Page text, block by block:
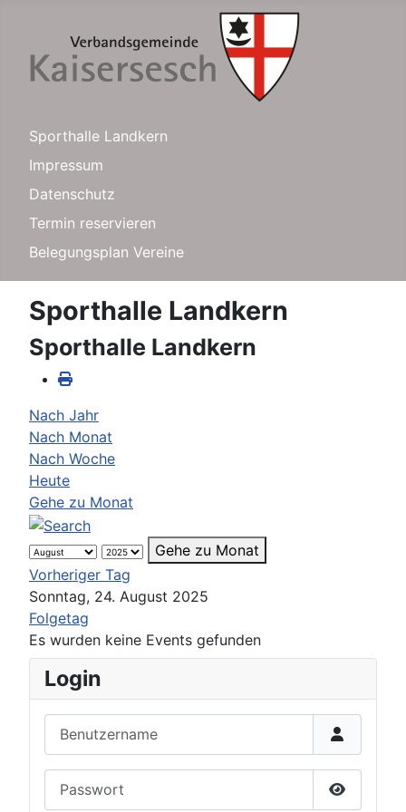
Sporthalle Landkern
Impressum
Datenschutz
Termin reservieren
Belegungsplan Vereine
Sporthalle Landkern
Sporthalle Landkern
Nach Jahr
Nach Monat
Nach Woche
Heute
Gehe zu Monat
Gehe zu Monat
Vorheriger Tag
Sonntag, 24. August 2025
Folgetag
Es wurden keine Events gefunden
Login